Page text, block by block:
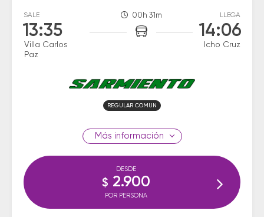
SALE
13:35
Villa Carlos
Paz
00h 31m LLEGA
14:06
Icho Cruz
REGULAR COMUN
información
DESDE
$ 2.900
POR PERSONA